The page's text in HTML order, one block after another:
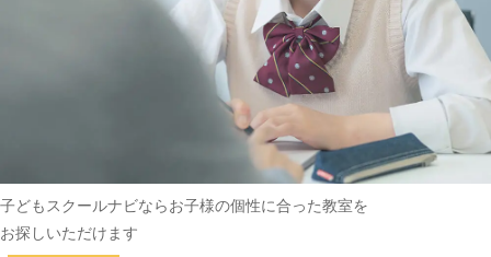
子どもスクールナビならお子様の個性に合った教室を
お探しいただけます